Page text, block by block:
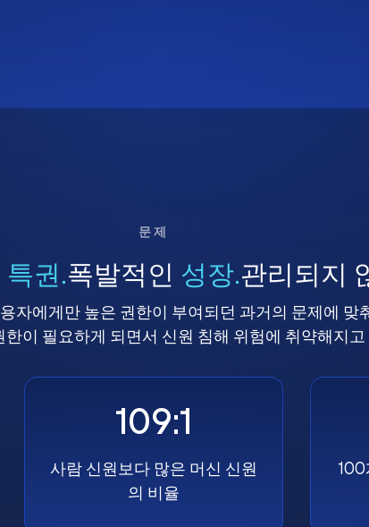
문제
특권.폭발적인 성장.관리되지
자에게만 높은 권한이 부여되던 과거의 문제에 맞
이 필요하게 되면서 신원 침해 위험에 취약해지고
109:1
사람 신원보다 많은 머신 신원
의 비율
100